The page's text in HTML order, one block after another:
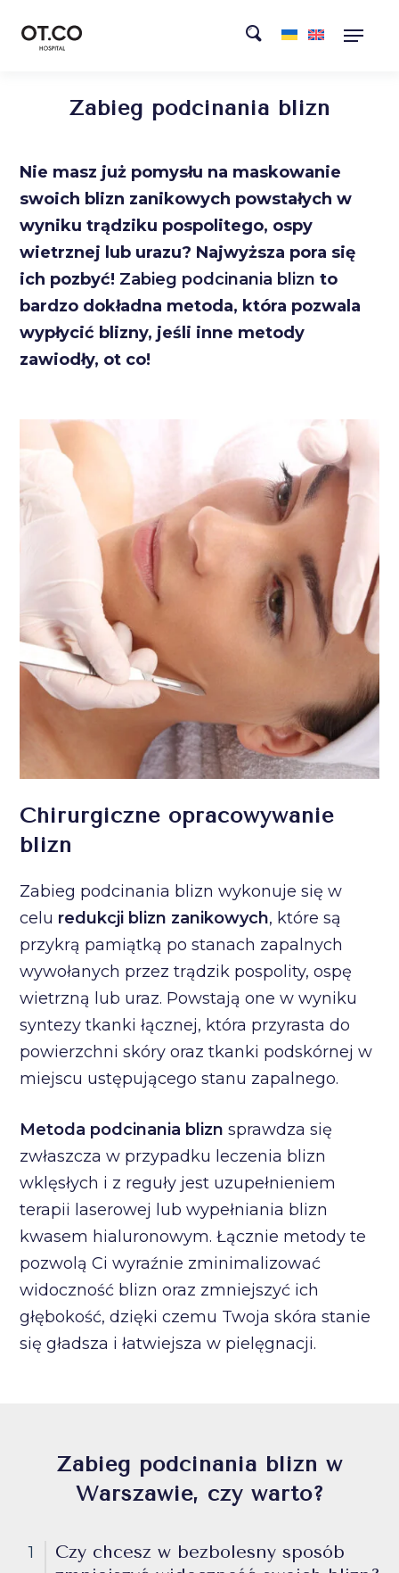
Zabieg podcinania blizn
Nie masz już pomysłu na maskowanie
swoich blizn zanikowych powstałych w
wyniku trądziku pospolitego, ospy
wietrznej lub urazu? Najwyższa pora się
ich pozbyć! Zabieg podcinania blizn to
bardzo dokładna metoda, która pozwala
wypłycić blizny, jeśli inne metody
zawiodły, ot co!
Chirurgiczne opracowywanie
blizn
Zabieg podcinania blizn wykonuje się w
celu redukcji blizn zanikowych, które są
przykrą pamiątką po stanach zapalnych
wywołanych przez trądzik pospolity, ospę
wietrzną lub uraz. Powstają one w wyniku
syntezy tkanki łącznej, która przyrasta do
powierzchni skóry oraz tkanki podskórnej w
miejscu ustępującego stanu zapalnego.
Metoda podcinania blizn sprawdza się
zwłaszcza w przypadku leczenia blizn
wklęsłych i z reguły jest uzupełnieniem
terapii laserowej lub wypełniania blizn
kwasem hialuronowym. Łącznie metody te
pozwolą Ci wyraźnie zminimalizować
widoczność blizn oraz zmniejszyć ich
głębokość, dzięki czemu Twoja skóra stanie
się gładsza i łatwiejsza w pielęgnacji.
Zabieg podcinania blizn w
Warszawie, czy warto?
1
Czy chcesz w bezbolesny sposób